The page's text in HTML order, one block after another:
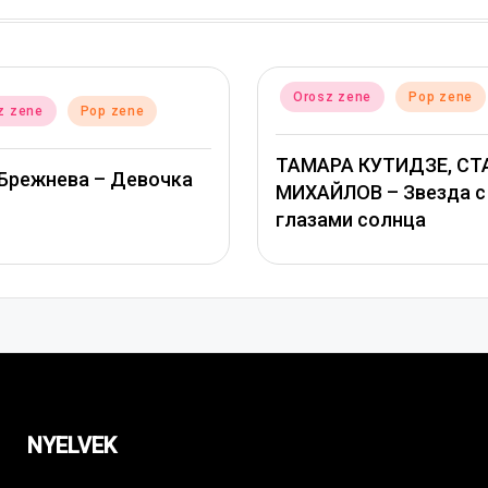
Orosz zene Pop zene
– Звезда с
солнца
Posted
Orosz zene Pop
Григорий Лепс,
Савичева – Любовь
оставляет шрамы –
NYELVEK